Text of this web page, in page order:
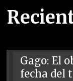
Gago: El
fecha del